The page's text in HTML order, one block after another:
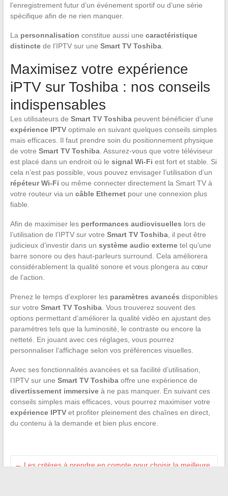
l’enregistrement futur d’un événement sportif ou d’une série
spécifique afin de ne rien manquer.
La personnalisation constitue aussi une caractéristique
distinctede l’IPTV sur une Smart TV Toshiba.
Maximisez votre expérience
iPTV sur Toshiba : nos conseils
indispensables
Les utilisateurs de Smart TV Toshibapeuvent bénéficier d’une
expérience IPTVoptimale en suivant quelques conseils simples
mais efficaces. Il faut prendre soin du positionnement physique
de votre Smart TV Toshiba. Assurez-vous que votre téléviseur
est placé dans un endroit où le signal Wi-Fi est fort et stable. Si
cela n’est pas possible, vous pouvez envisager l’utilisation d’un
répéteur Wi-Fi ou même connecter directement la Smart TV à
votre routeur via un câble Ethernetpour une connexion plus
fiable.
Afin de maximiser les performances audiovisuelles lors de
l’utilisation de l’IPTV sur votre Smart TV Toshiba, il peut être
judicieux d’investir dans un système audio externetel qu’une
barre sonore ou des haut-parleurs surround. Cela améliorera
considérablement la qualité sonore et vous plongera au cœur
de l’action.
Prenez le temps d’explorer les paramètres avancés disponibles
sur votre Smart TV Toshiba. Vous trouverez souvent des
options permettant d’améliorer la qualité vidéo en ajustant des
paramètres tels que la luminosité, le contraste ou encore la
netteté. En jouant avec ces réglages, vous pourrez
personnaliser l’affichage selon vos préférences visuelles.
Avec ses fonctionnalités avancées et sa facilité d’utilisation,
l’IPTV sur une Smart TV Toshibaoffre une expérience de
divertissement immersiveà ne pas manquer. En suivant ces
conseils simples mais efficaces, vous pourrez maximiser votre
expérience IPTVet profiter pleinement des chaînes en direct,
du contenu à la demande et bien plus encore.
← Les critères à prendre en compte pour choisir la meilleure